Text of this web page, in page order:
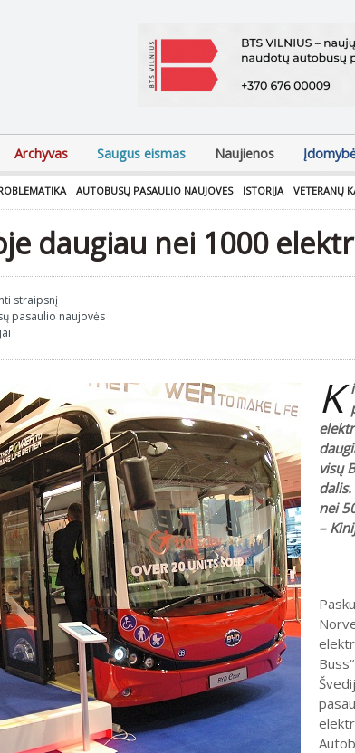
Archyvas Saugus eismas Naujienos
AUTOBUSŲ PASAULIO NAUJOVĖS ISTORIJA VETERANŲ
daugiau nei 1000
straipsnį
pasaulio naujovės
K
visų
nei
–